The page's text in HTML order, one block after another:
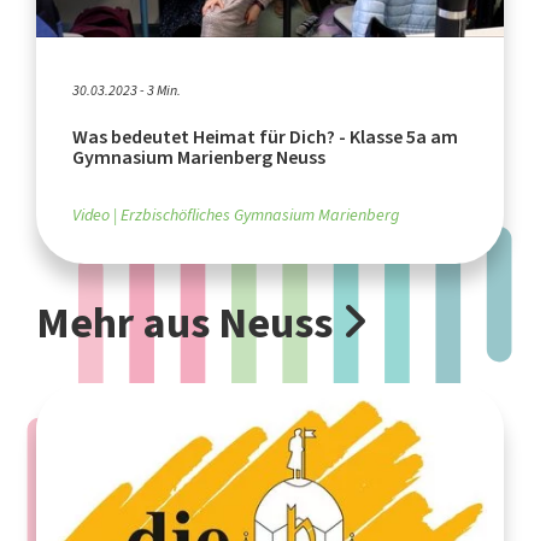
30.03.2023 - 3 Min.
Was bedeutet Heimat für Dich? - Klasse 5a am
Gymnasium Marienberg Neuss
Video Erzbischöfliches Gymnasium Marienberg
Mehr aus Neuss